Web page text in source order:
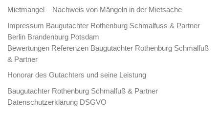
Mietmangel – Nachweis von Mängeln in der Mietsache
Impressum Baugutachter Rothenburg Schmalfuss & Partner
Berlin Brandenburg Potsdam
Bewertungen Referenzen Baugutachter Rothenburg Schmalfuß
& Partner
Honorar des Gutachters und seine Leistung
Baugutachter Rothenburg Schmalfuß & Partner
Datenschutzerklärung DSGVO